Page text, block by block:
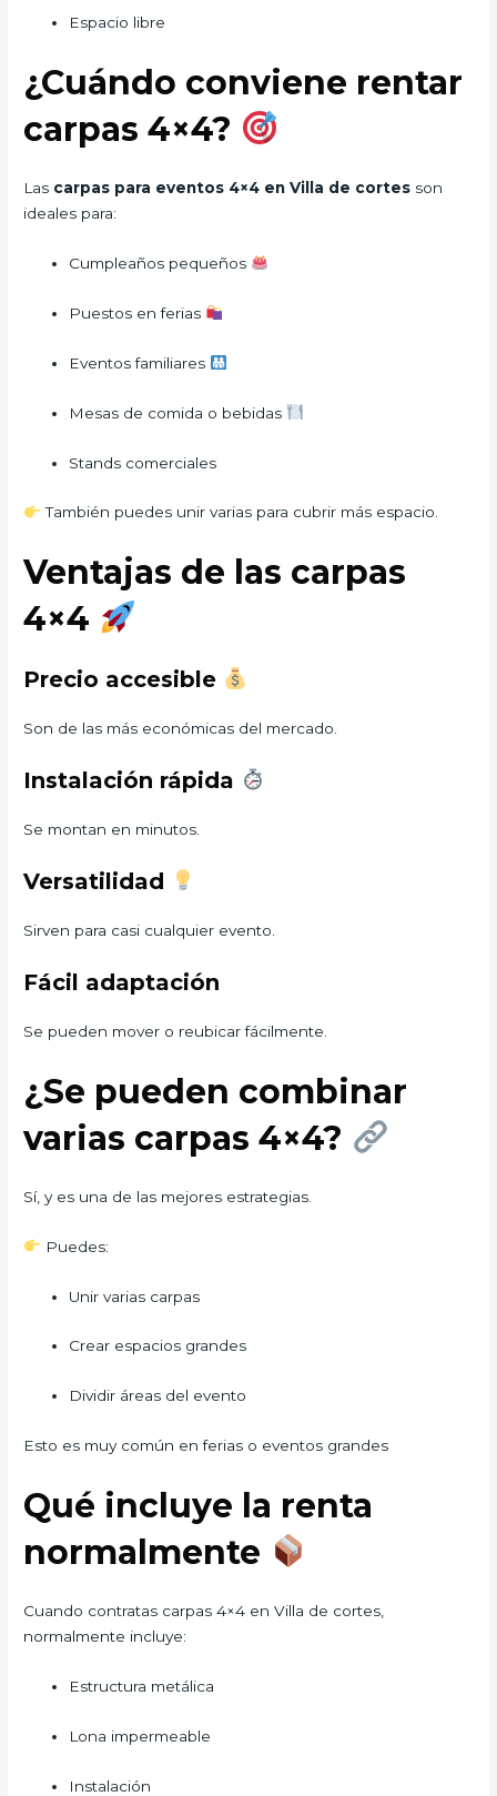
Espacio libre
¿Cuándo conviene rentar
carpas 4×4?
Las carpas para eventos 4×4 en Villa de cortes son
ideales para:
Cumpleaños pequeños
Puestos en ferias
Eventos familiares
Mesas de comida o bebidas
Stands comerciales
También puedes unir varias para cubrir más espacio.
Ventajas de las carpas
4×4
Precio accesible
Son de las más económicas del mercado.
Instalación rápida
Se montan en minutos.
Versatilidad
Sirven para casi cualquier evento.
Fácil adaptación
Se pueden mover o reubicar fácilmente.
¿Se pueden combinar
varias carpas 4×4?
Sí, y es una de las mejores estrategias.
Puedes:
Unir varias carpas
Crear espacios grandes
Dividir áreas del evento
Esto es muy común en ferias o eventos grandes
Qué incluye la renta
normalmente
Cuando contratas carpas 4×4 en Villa de cortes,
normalmente incluye:
Estructura metálica
Lona impermeable
Instalación